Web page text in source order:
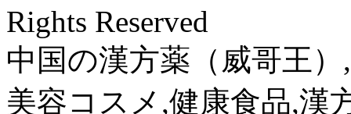
Rights Reserved
中国の漢方薬（威哥王
美容コスメ,健康食品,漢